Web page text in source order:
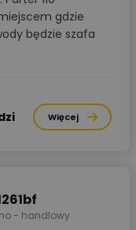
gdzie
będzie szafa
Więcej
- handlowy